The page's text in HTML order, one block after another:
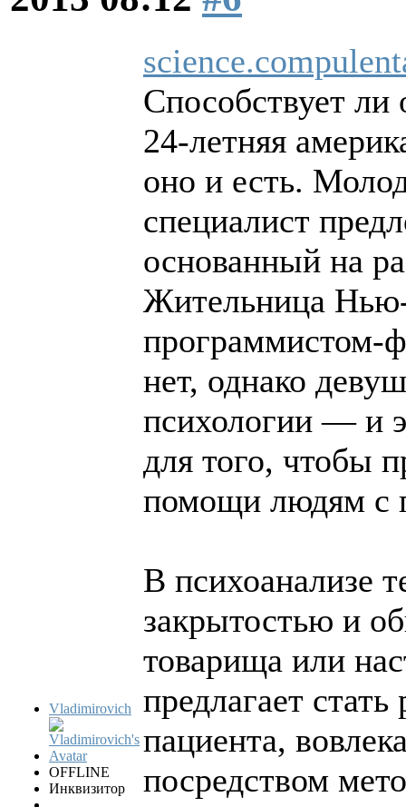
Vladimirovich
OFFLINE
Инквизитор
Способствует
24-летняя
оно и есть.
специалист
основанный на
Жительница
программистом-
нет, однако
психологии — и
для того, чтобы
помощи людям с
В психоанализе
закрытостью и
товарища или
предлагает
пациента,
посредством